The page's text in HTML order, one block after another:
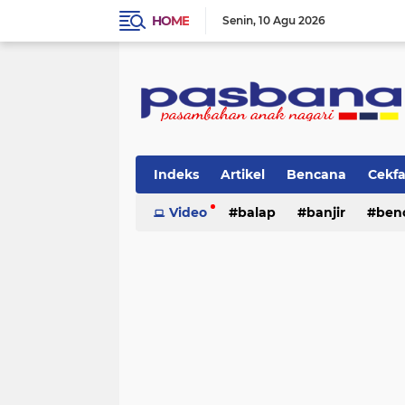
HOME Senin 10 Agu 2026
Indeks Artikel Bencana
Musik Olahraga Pariwisata
Video balap banjir